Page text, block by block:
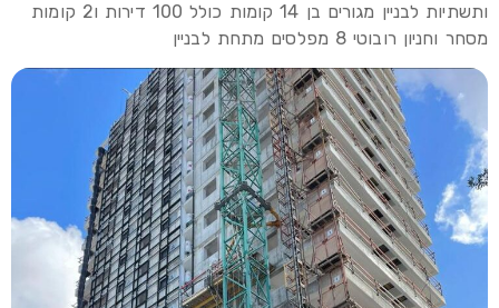
ותשתיות לבניין מגורים בן 14 קומות כולל 100 דירות ו2 קומות
מסחר וחניון רובוטי 8 מפלסים מתחת לבניין